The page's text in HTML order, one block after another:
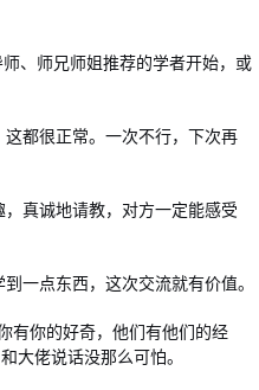
、师兄师姐推荐的学者开始，或
都很正常。一次不行，下次再
真诚地请教，对方一定能感受
一点东西，这次交流就有价值。
有你的好奇，他们有他们的经
大佬说话没那么可怕。